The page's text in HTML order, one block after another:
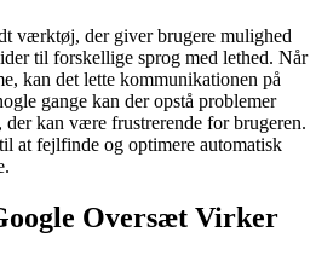
værktøj, der giver brugere mulighed
til forskellige sprog med lethed. Når
kan det lette kommunikationen på
gange kan der opstå problemer
der kan være frustrerende for brugeren.
at fejlfinde og optimere automatisk
Oversæt Virker